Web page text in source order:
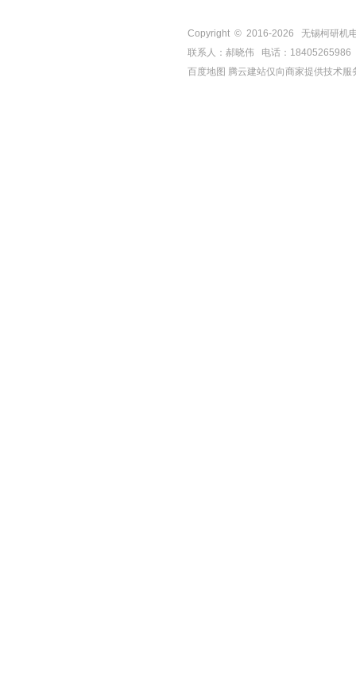
Copyright © 2016-2026
无锡柯研机
联系人：郝晓伟 电话：
百度地图 腾云建站仅向商家提供技术服